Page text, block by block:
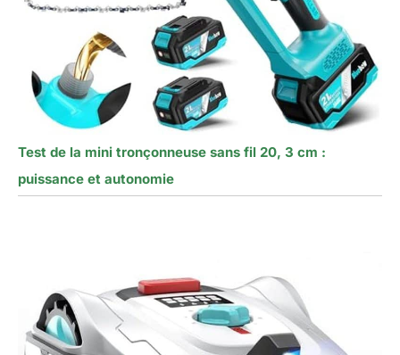
Test de la mini tronçonneuse sans fil 20, 3 cm :
puissance et autonomie